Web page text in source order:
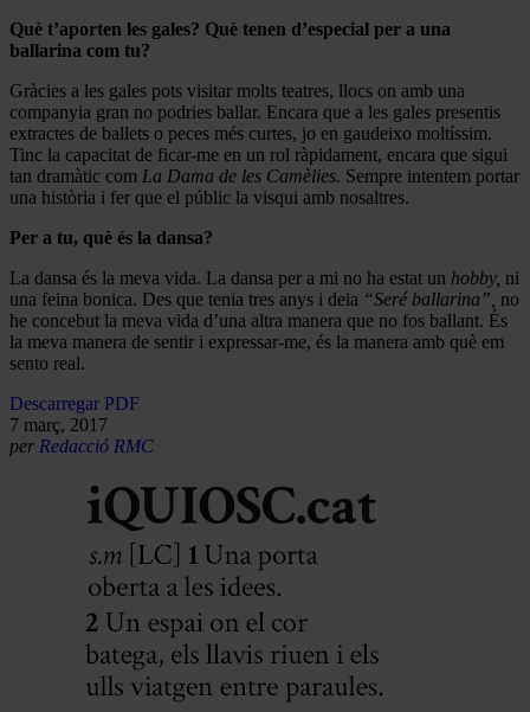
Què t’aporten les gales? Què tenen d’especial per a una
ballarina com tu?
Gràcies a les gales pots visitar molts teatres, llocs on amb una
companyia gran no podries ballar. Encara que a les gales presentis
extractes de ballets o peces més curtes, jo en gaudeixo moltíssim.
Tinc la capacitat de ficar-me en un rol ràpidament, encara que sigui
tan dramàtic com La Dama de les Camèlies. Sempre intentem portar
una història i fer que el públic la visqui amb nosaltres.
Per a tu, què és la dansa?
La dansa és la meva vida. La dansa per a mi no ha estat un hobby, ni
una feina bonica. Des que tenia tres anys i deia “Seré ballarina”, no
he concebut la meva vida d’una altra manera que no fos ballant. És
la meva manera de sentir i expressar-me, és la manera amb què em
sento real.
Descarregar PDF
7 març, 2017
per Redacció RMC